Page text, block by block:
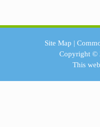
Site Map |
Copyright ©
This